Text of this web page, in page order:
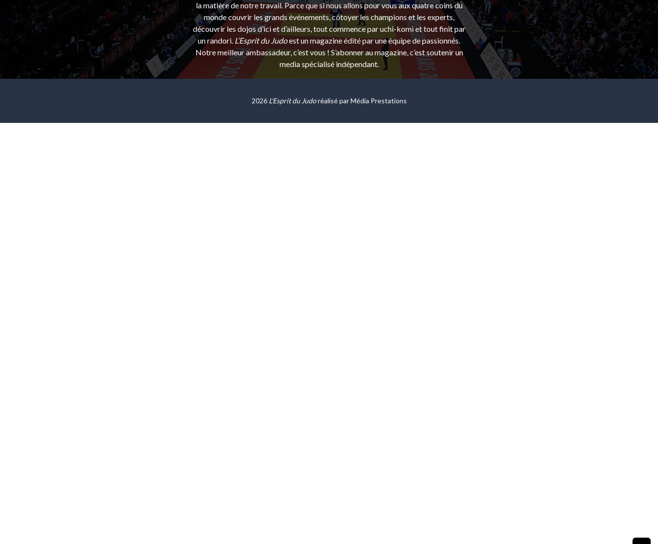
la matière de notre travail. Parce que si nous allons pour vous aux quatre coins du
monde couvrir les grands événements, côtoyer les champions et les experts,
découvrir les dojos d’ici et d’ailleurs, tout commence par uchi-komi et tout finit par
un randori. L’Esprit du Judoest un magazine édité par une équipe de passionnés.
Notre meilleur ambassadeur, c’est vous ! S’abonner au magazine, c’est soutenir un
media spécialisé indépendant.
2026 L'Esprit du Judoréalisé parMédia Prestations